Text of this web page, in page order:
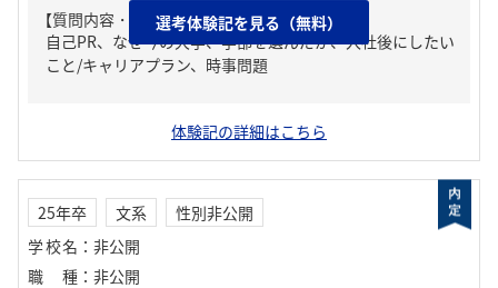
【質問内容・課題】
自己PR、なぜ今の大学、学部を選んだか、入社後にしたい
こと/キャリアプラン、時事問題
選考体験記を見る（無料）
体験記の詳細はこちら
25年卒 文系
性別非公開
学校名 ： 非公開
職種 ： 非公開